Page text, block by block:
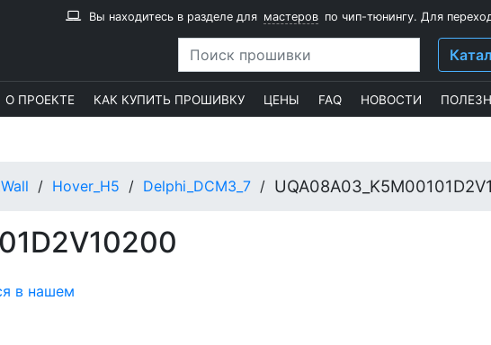
Вы находитесь в разделе для мастеров по чип-тюнингу. Для
О ПРОЕКТЕ КАК КУПИТЬ ПРОШИВКУ ЦЕНЫ FAQ НОВОСТИ
Hover_H5 Delphi_DCM3_7
в нашем